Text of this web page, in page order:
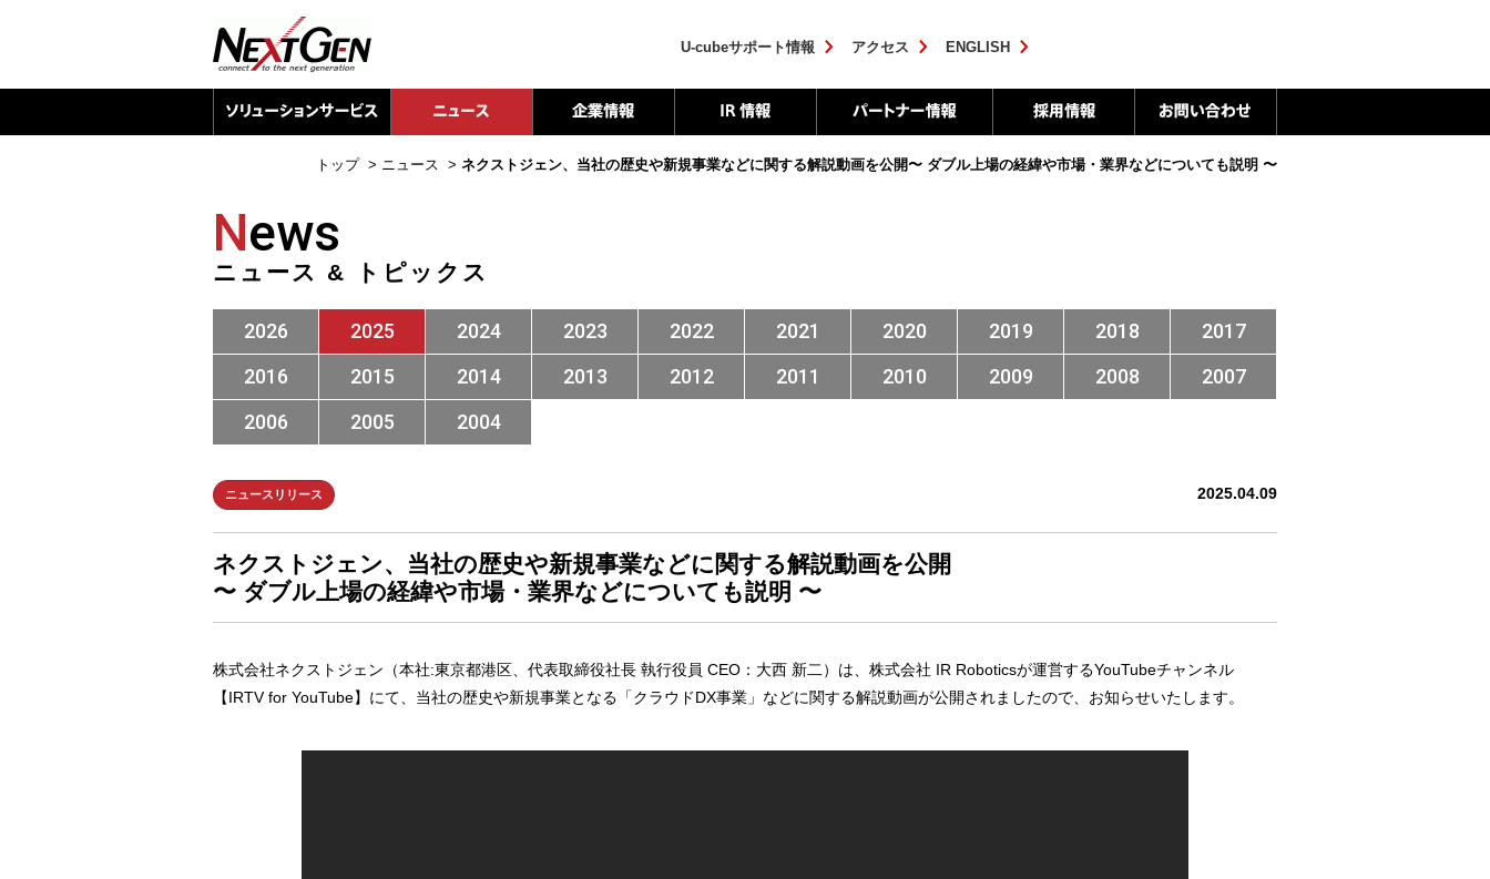
U-cubeサポート情報 アクセス ENGLISH
トップ > ニュース > ネクストジェン、当社の歴史や新規事業などに関する解説動画を公開〜 ダブル上場の経緯や市場・業界などについても説明 〜
News
ニュース & トピックス
2026 2025 2024 2023 2022 2021 2020 2019 2018
2017
2016
2015 2014 2013 2012 2011 2010 2009 2008
2007
2006
2005 2004
ニュースリリース 2025.04.09
ネクストジェン、当社の歴史や新規事業などに関する解説動画を公開
〜 ダブル上場の経緯や市場・業界などについても説明 〜
株式会社ネクストジェン（本社:東京都港区、代表取締役社長 執行役員 CEO：大西 新二）は、株式会社 IR Roboticsが運営するYouTubeチャンネル
【IRTV for YouTube】にて、当社の歴史や新規事業となる「クラウドDX事業」などに関する解説動画が公開されましたので、お知らせいたします。